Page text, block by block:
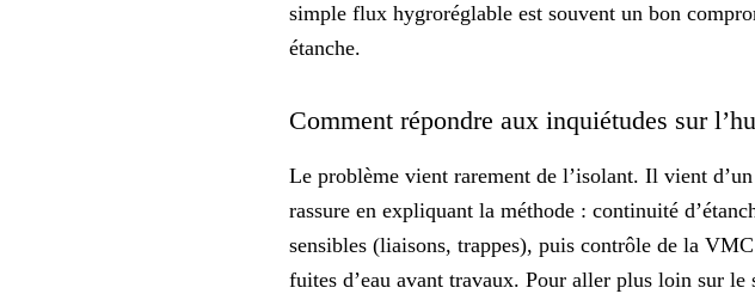
simple flux hygroréglable est souvent un bon
étanche.
Comment répondre aux inquiétudes sur
Le problème vient rarement de l’isolant. Il vient
rassure en expliquant la méthode : continuité
sensibles (liaisons, trappes), puis contrôle de la
fuites d’eau avant travaux. Pour aller plus loin sur le